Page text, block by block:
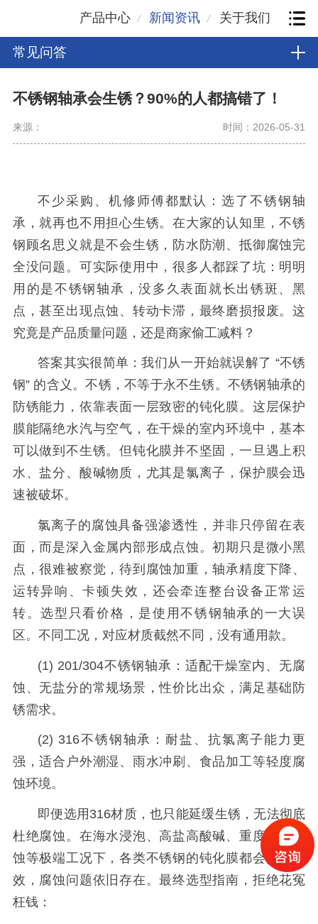
产品中心 新闻资讯 关于我们
常见问答
不锈钢轴承会生锈？90%的人都搞错了！
来源： 时间：2026-05-31
不少采购、机修师傅都默认：选了不锈钢轴
承，就再也不用担心生锈。在大家的认知里，不锈
钢顾名思义就是不会生锈，防水防潮、抵御腐蚀完
全没问题。 可实际使用中，很多人都踩了坑：明明
用的是不锈钢轴承，没多久表面就长出锈斑、黑
点，甚至出现点蚀、转动卡滞，最终磨损报废。这
究竟是产品质量问题，还是商家偷工减料？
答案其实很简单：我们从一开始就误解了 “不锈
钢” 的含义。不锈，不等于永不生锈。 不锈钢轴承的
防锈能力，依靠表面一层致密的钝化膜。这层保护
膜能隔绝水汽与空气，在干燥的室内环境中，基本
可以做到不生锈。但钝化膜并不坚固，一旦遇上积
水、盐分、酸碱物质，尤其是氯离子，保护膜会迅
速被破坏。
氯离子的腐蚀具备强渗透性，并非只停留在表
面，而是深入金属内部形成点蚀。初期只是微小黑
点，很难被察觉，待到腐蚀加重，轴承精度下降、
运转异响、卡顿失效，还会牵连整台设备正常运
转。选型只看价格，是使用不锈钢轴承的一大误
区。不同工况，对应材质截然不同，没有通用款。
(1) 201/304不锈钢轴承：适配干燥室内、无腐
蚀、无盐分的常规场景，性价比出众，满足基础防
锈需求。
(2) 316不锈钢轴承：耐盐、抗氯离子能力更
强，适合户外潮湿、雨水冲刷、食品加工等轻度腐
蚀环境。
即便选用316材质，也只能延缓生锈，无法彻底
杜绝腐蚀。在海水浸泡、高盐高酸碱、重度化工腐
蚀等极端工况下，各类不锈钢的钝化膜都会持续失
效，腐蚀问题依旧存在。最终选型指南，拒绝花冤
枉钱：